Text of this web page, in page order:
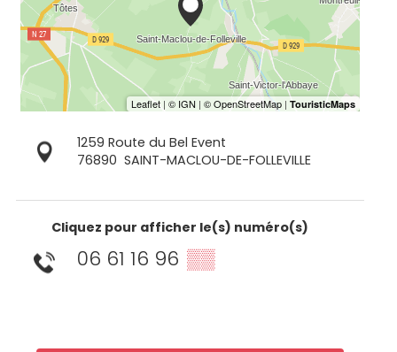
1259 Route du Bel Event
76890 SAINT-MACLOU-DE-FOLLEVILLE
Cliquez pour afficher le(s) numéro(s)
06 61 16 96 ▒▒